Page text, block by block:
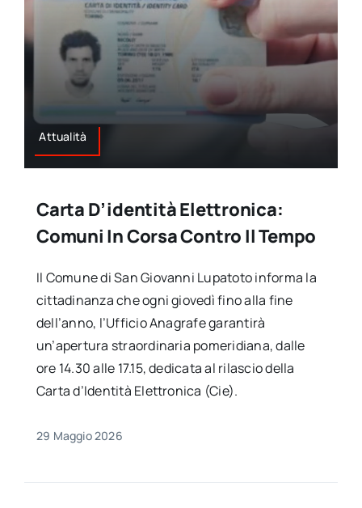
Attualità
Carta D’identità Elettronica:
Comuni In Corsa Contro Il Tempo
Il Comune di San Giovanni Lupatoto informa la
cittadinanza che ogni giovedì fino alla fine
dell’anno, l’Ufficio Anagrafe garantirà
un’apertura straordinaria pomeridiana, dalle
ore 14.30 alle 17.15, dedicata al rilascio della
Carta d’Identità Elettronica (Cie).
29 Maggio 2026